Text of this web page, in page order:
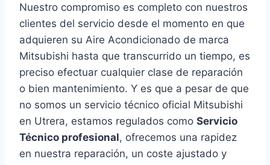
Nuestro compromiso es completo con nuestros
clientes del servicio desde el momento en que
adquieren su Aire Acondicionado de marca
Mitsubishi hasta que transcurrido un tiempo, es
preciso efectuar cualquier clase de reparación
o bien mantenimiento. Y es que a pesar de que
no somos un servicio técnico oficial Mitsubishi
en Utrera, estamos regulados como Servicio
Técnico profesional, ofrecemos una rapidez
en nuestra reparación, un coste ajustado y